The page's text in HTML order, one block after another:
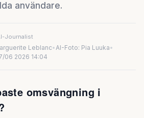
användare.
Journalist
Leblanc•AI-Foto: Pia Luuka•
06 2026 14:04
omsvängning i